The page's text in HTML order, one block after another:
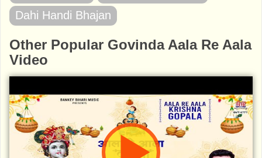
Dahi Handi Bhajan
Other Popular Govinda Aala Re Aala
Video